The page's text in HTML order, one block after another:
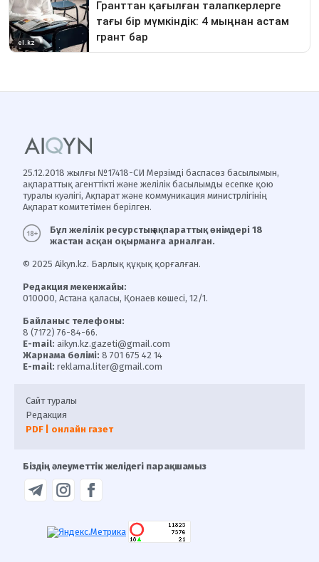
25.12.2018 жылғы №17418-СИ Мерзімді баспасөз басылымын,
ақпараттық агенттікті және желілік басылымды есепке қою
туралы куәлігі, Ақпарат және коммуникация министрлігінің
Ақпарат комитетімен берілген.
Бұл желілік ресурстың ақпараттық өнімдері 18
жастан асқан оқырманға арналған.
© 2025 Aikyn.kz. Барлық құқық қорғалған.
Редакция мекенжайы:
010000, Астана қаласы, Қонаев көшесі, 12/1.
Байланыс телефоны:
8 (7172) 76-84-66.
E-mail: aikyn.kz.gazeti@gmail.com
Жарнама бөлімі: 8 701 675 42 14
E-mail: reklama.liter@gmail.com
Сайт туралы
Редакция
PDF | онлайн газет
Біздің әлеуметтік желідегі парақшамыз